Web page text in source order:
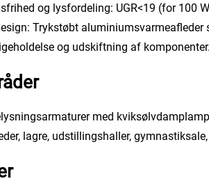
og lysfordeling: UGR<19 (for
Trykstøbt
og udskiftning af komponenter.
med
lagre, udstillingshaller,